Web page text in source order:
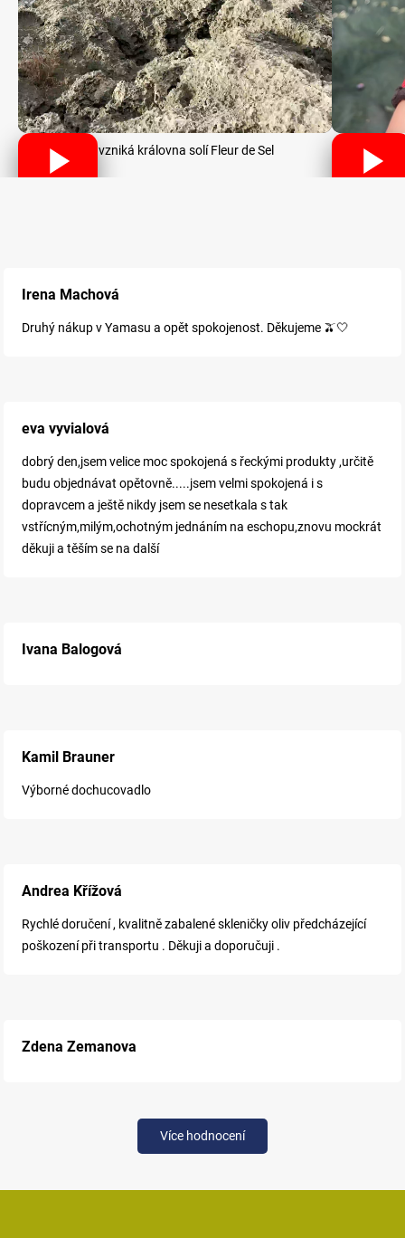
Jak vzniká královna solí Fleur de Sel
Irena Machová
Druhý nákup v Yamasu a opět spokojenost. Děkujeme 🫒🤍
eva vyvialová
dobrý den,jsem velice moc spokojená s řeckými produkty ,určitě
budu objednávat opětovně.....jsem velmi spokojená i s
dopravcem a ještě nikdy jsem se nesetkala s tak
vstřícným,milým,ochotným jednáním na eschopu,znovu mockrát
děkuji a těším se na další
Ivana Balogová
Kamil Brauner
Výborné dochucovadlo
Andrea Křížová
Rychlé doručení , kvalitně zabalené skleničky oliv předcházející
poškození při transportu . Děkuji a doporučuji .
Zdena Zemanova
Více hodnocení